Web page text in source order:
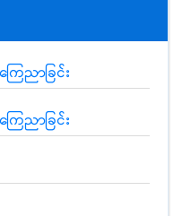
ေညာခြင်း
ေညာခြင်း